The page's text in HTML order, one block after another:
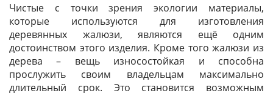
Чистые с точки зрения экологии материалы,
которые используются для изготовления
деревянных жалюзи, являются ещё одним
достоинством этого изделия. Кроме того жалюзи из
дерева – вещь износостойкая и способна
прослужить своим владельцам максимально
длительный срок. Это становится возможным